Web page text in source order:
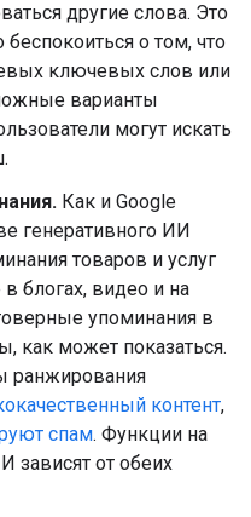
другие слова. Это
о том, что
ключевых слов или
варианты
могут искать
Как и Google
генеративного ИИ
товаров и услуг
блогах, видео и на
упоминания в
как может показаться.
ранжирования
контент,
спам. Функции на
зависят от обеих